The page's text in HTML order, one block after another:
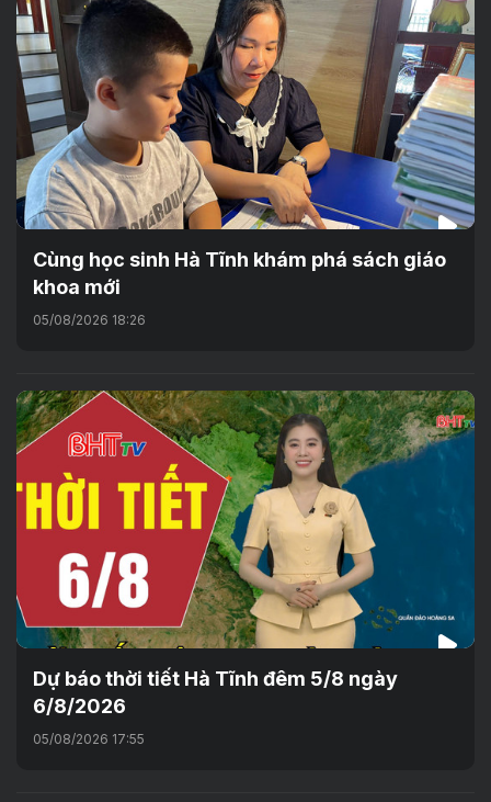
Cùng học sinh Hà Tĩnh khám phá sách giáo
khoa mới
05/08/2026 18:26
Dự báo thời tiết Hà Tĩnh đêm 5/8 ngày
6/8/2026
05/08/2026 17:55